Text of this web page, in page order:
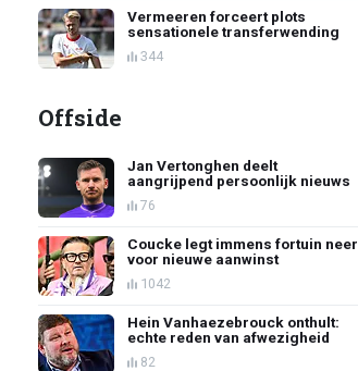
Vermeeren forceert plots
sensationele transferwending
344
Offside
Jan Vertonghen deelt
aangrijpend persoonlijk nieuws
76
Coucke legt immens fortuin neer
voor nieuwe aanwinst
1042
Hein Vanhaezebrouck onthult:
echte reden van afwezigheid
82